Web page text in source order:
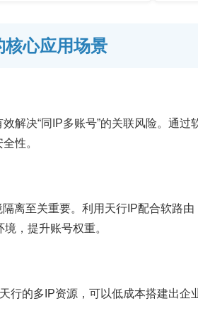
心应用场景
解决“同IP多账号”的关联风险。通
性。
离至关重要。利用天行IP配合软路
，提升账号权重。
行的多IP资源，可以低成本搭建出